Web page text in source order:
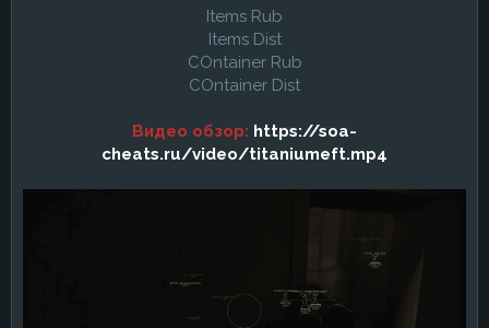
Items Rub
Items Dist
COntainer Rub
COntainer Dist
Видео обзор: https://soa-
cheats.ru/video/titaniumeft.mp4